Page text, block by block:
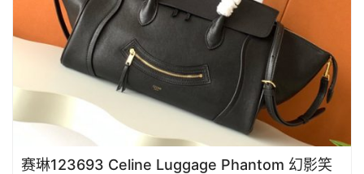
赛琳123693 Celine Luggage Phantom 幻影笑